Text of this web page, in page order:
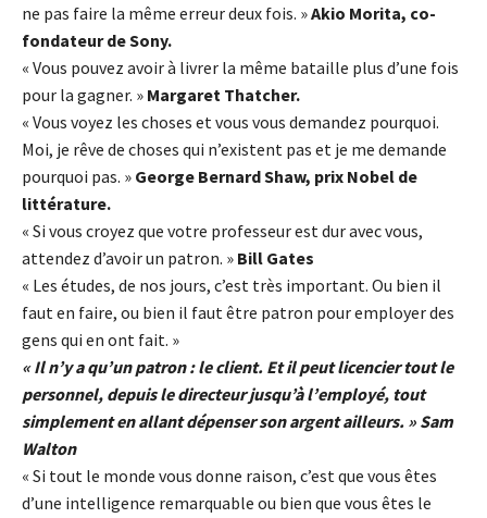
ne pas faire la même erreur deux fois. »Akio Morita, co-
fondateur de Sony.
« Vous pouvez avoir à livrer la même bataille plus d’une fois
pour la gagner. » Margaret Thatcher.
« Vous voyez les choses et vous vous demandez pourquoi.
Moi, je rêve de choses qui n’existent pas et je me demande
pourquoi pas. » George Bernard Shaw, prix Nobel de
littérature.
« Si vous croyez que votre professeur est dur avec vous,
attendez d’avoir un patron. » Bill Gates
« Les études, de nos jours, c’est très important. Ou bien il
faut en faire, ou bien il faut être patron pour employer des
gens qui en ont fait. »
« Il n’y a qu’un patron : le client. Et il peut licencier tout le
personnel, depuis le directeur jusqu’à l’employé, tout
simplement en allant dépenser son argent ailleurs. » Sam
Walton
« Si tout le monde vous donne raison, c’est que vous êtes
d’une intelligence remarquable ou bien que vous êtes le